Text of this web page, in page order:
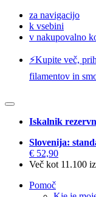
za navigacijo
k vsebini
v nakupovalno
⚡️Kupite več,
filamentov in
Iskalnik
Slovenija:
€ 52,90
Več kot 11.100
Pomoč